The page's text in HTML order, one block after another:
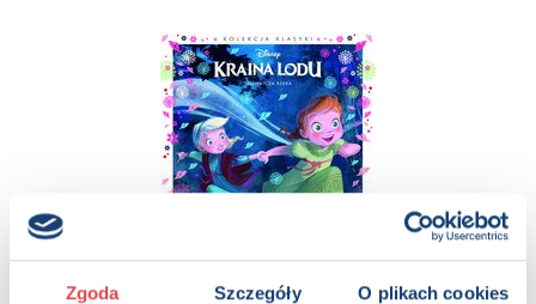
Zgoda Szczegóły O plikach cookies
Kolekcja klasyki. Tajemnicza rzeka. Disney Kraina Lodu